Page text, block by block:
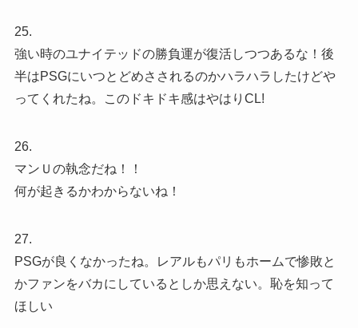
25.
強い時のユナイテッドの勝負運が復活しつつあるな！後
半はPSGにいつとどめさされるのかハラハラしたけどや
ってくれたね。このドキドキ感はやはりCL!
26.
マンＵの執念だね！！
何が起きるかわからないね！
27.
PSGが良くなかったね。レアルもパリもホームで惨敗と
かファンをバカにしているとしか思えない。恥を知って
ほしい